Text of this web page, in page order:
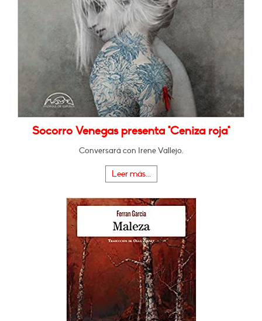
Socorro Venegas presenta "Ceniza roja"
Conversará con Irene Vallejo.
Leer más...